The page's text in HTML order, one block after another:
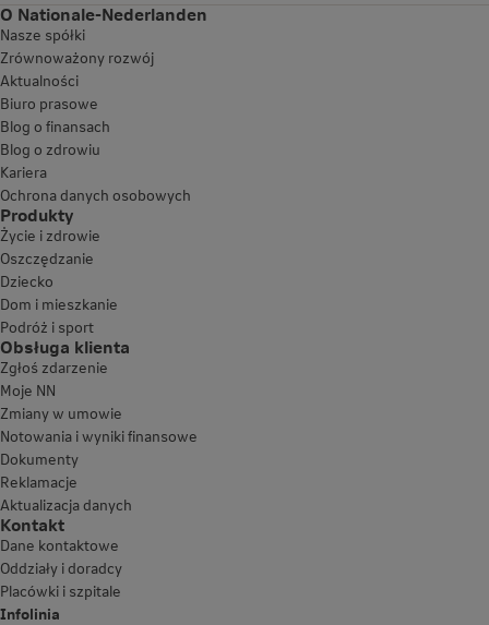
O Nationale-Nederlanden
Nasze spółki
Zrównoważony rozwój
Aktualności
Biuro prasowe
Blog o finansach
Blog o zdrowiu
Kariera
Ochrona danych osobowych
Produkty
Życie i zdrowie
Oszczędzanie
Dziecko
Dom i mieszkanie
Podróż i sport
Obsługa klienta
Zgłoś zdarzenie
Moje NN
Zmiany w umowie
Notowania i wyniki finansowe
Dokumenty
Reklamacje
Aktualizacja danych
Kontakt
Dane kontaktowe
Oddziały i doradcy
Placówki i szpitale
Infolinia